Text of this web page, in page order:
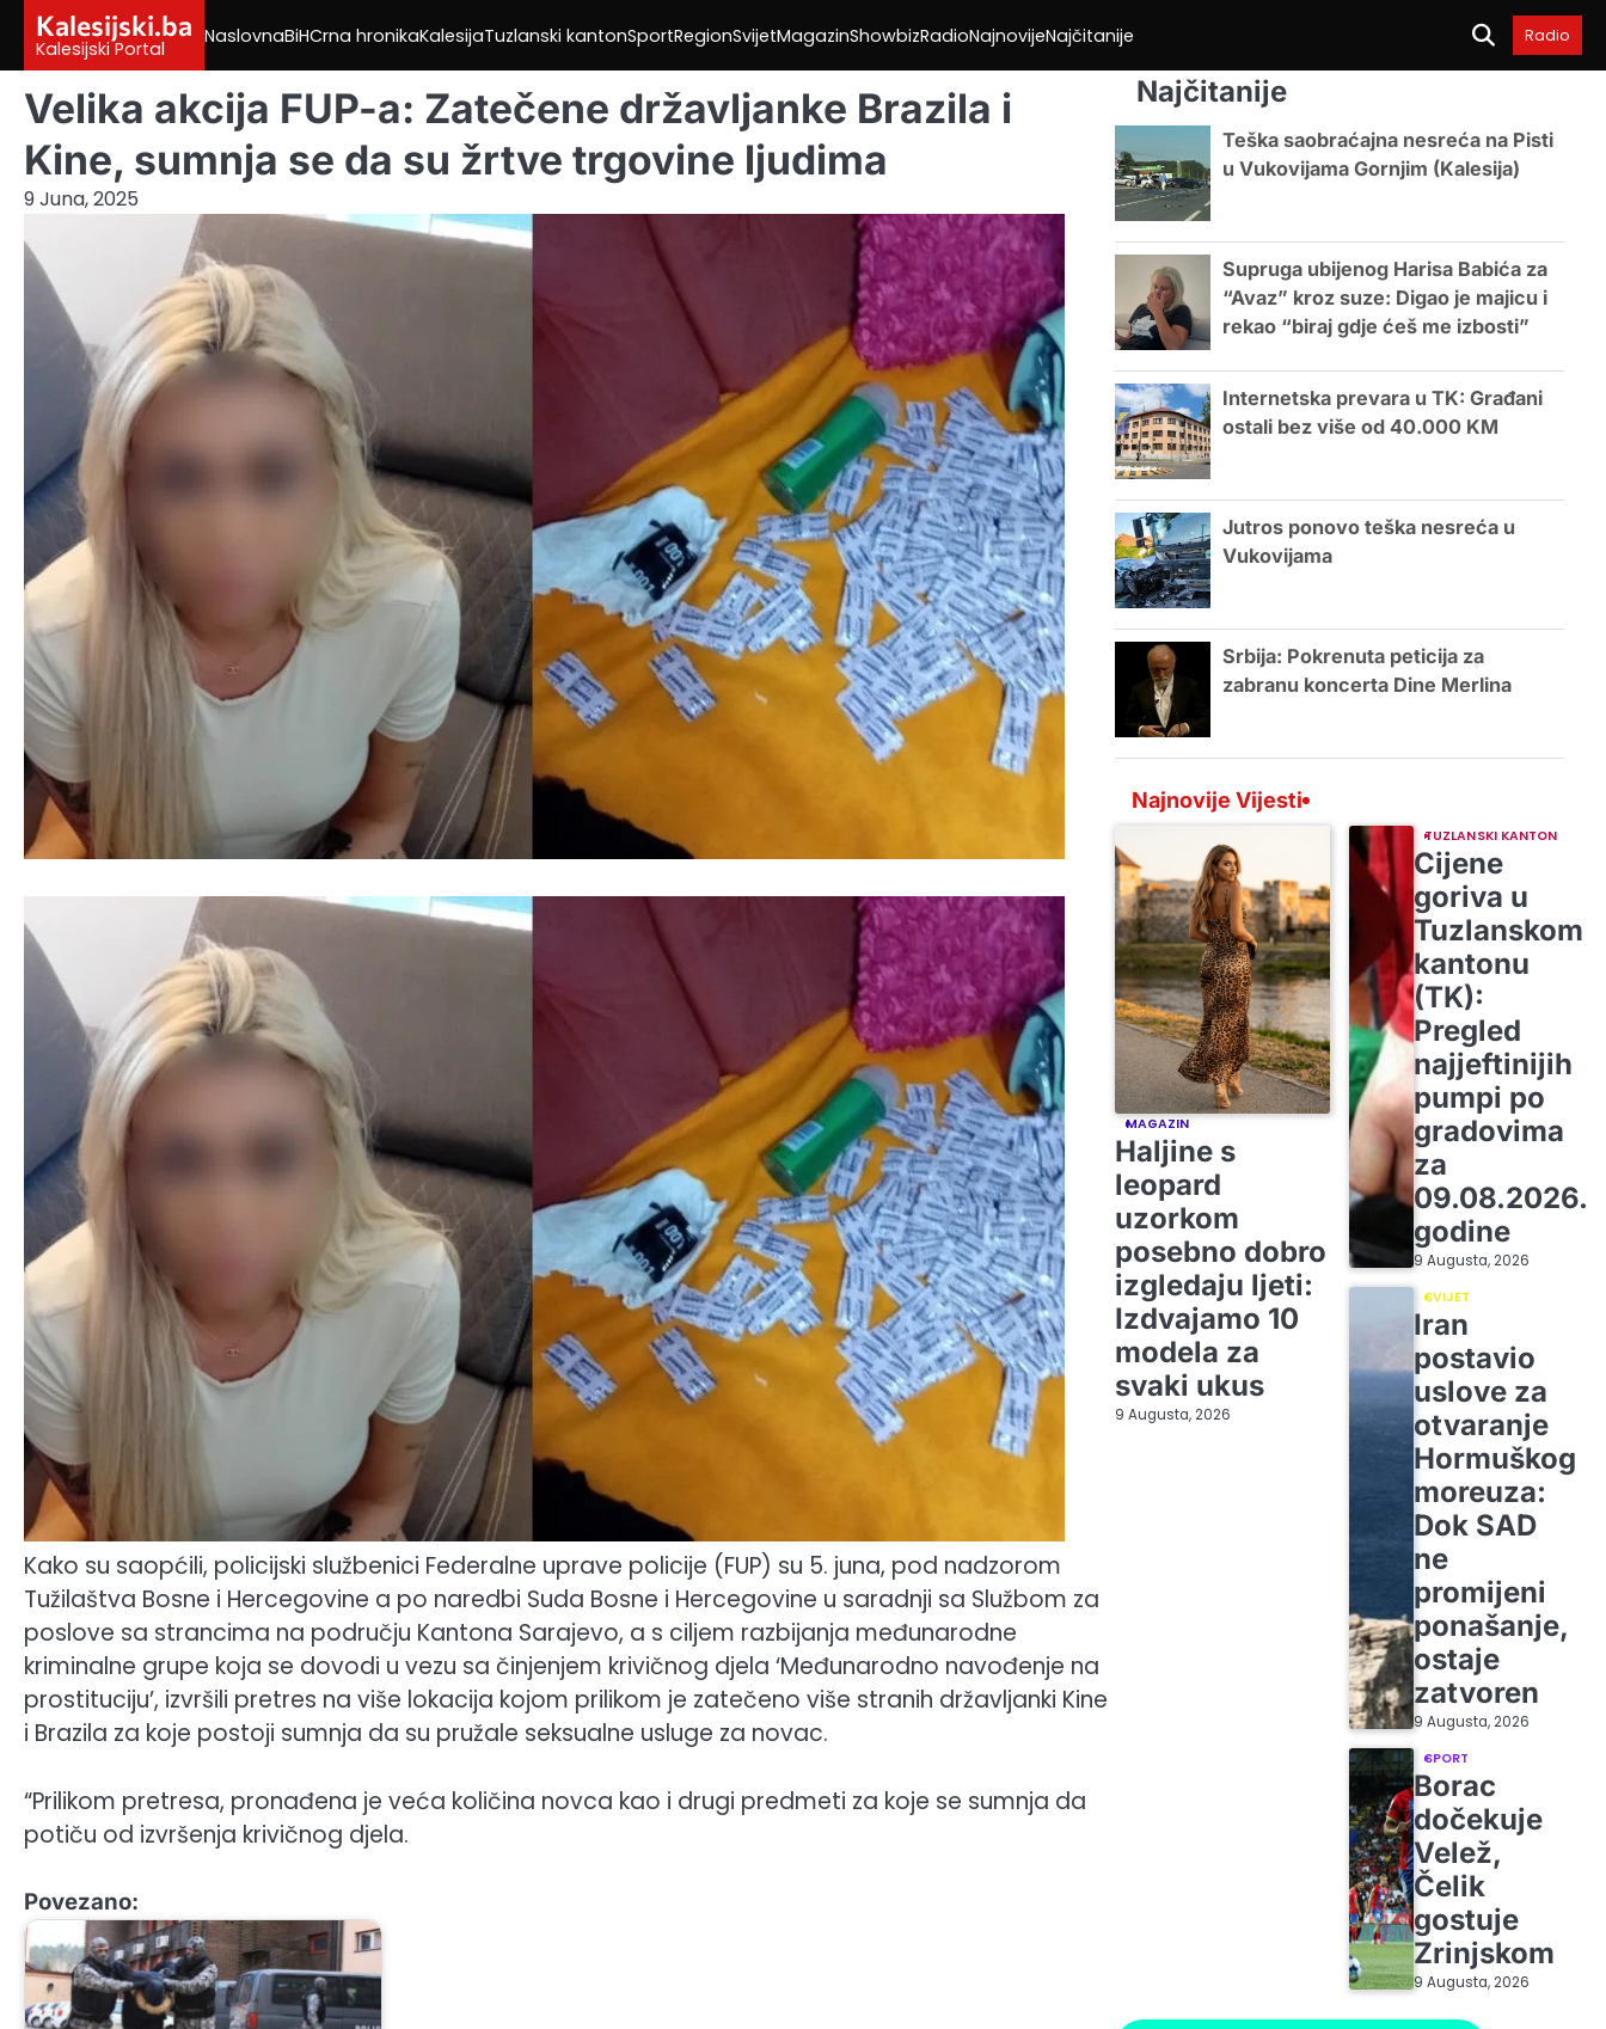
content
Kalesijski.ba
Kalesijski Portal
NaslovnaBiHCrna hronikaKalesijaTuzlanski kantonSportRegionSvijetMagazinShowbizRadioNajnovijeNajčitanije Radio
Velika akcija FUP-a: Zatečene državljanke Brazila i
Kine, sumnja se da su žrtve trgovine ljudima
9 Juna, 2025
Kako su saopćili, policijski službenici Federalne uprave policije (FUP) su 5. juna, pod nadzorom
Tužilaštva Bosne i Hercegovine a po naredbi Suda Bosne i Hercegovine u saradnji sa Službom za
poslove sa strancima na području Kantona Sarajevo, a s ciljem razbijanja međunarodne
kriminalne grupe koja se dovodi u vezu sa činjenjem krivičnog djela ‘Međunarodno navođenje na
prostituciju’, izvršili pretres na više lokacija kojom prilikom je zatečeno više stranih državljanki Kine
i Brazila za koje postoji sumnja da su pružale seksualne usluge za novac.
“Prilikom pretresa, pronađena je veća količina novca kao i drugi predmeti za koje se sumnja da
potiču od izvršenja krivičnog djela.
Povezano:
Najčitanije
Teška saobraćajna nesreća na Pisti
u Vukovijama Gornjim (Kalesija)
Supruga ubijenog Harisa Babića za
“Avaz” kroz suze: Digao je majicu i
rekao “biraj gdje ćeš me izbosti”
Internetska prevara u TK: Građani
ostali bez više od 40.000 KM
Jutros ponovo teška nesreća u
Vukovijama
Srbija: Pokrenuta peticija za
zabranu koncerta Dine Merlina
Najnovije Vijesti
MAGAZIN
Haljine s
leopard
uzorkom
posebno dobro
izgledaju ljeti:
Izdvajamo 10
modela za
svaki ukus
9 Augusta, 2026
TUZLANSKI KANTON
Cijene
goriva u
Tuzlanskom
kantonu
(TK):
Pregled
najjeftinijih
pumpi po
gradovima
za
09.08.2026.
godine
9 Augusta, 2026
SVIJET
Iran
postavio
uslove za
otvaranje
Hormuškog
moreuza:
Dok SAD
ne
promijeni
ponašanje,
ostaje
zatvoren
9 Augusta, 2026
SPORT
Borac
dočekuje
Velež,
Čelik
gostuje
Zrinjskom
9 Augusta, 2026